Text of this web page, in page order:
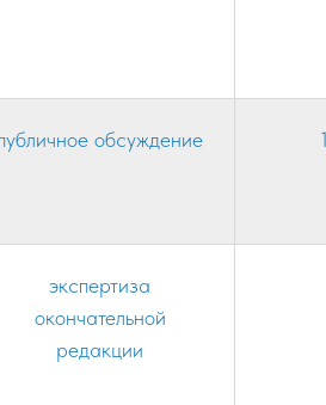
обсуждение
экспертиза
окончательной
редакции